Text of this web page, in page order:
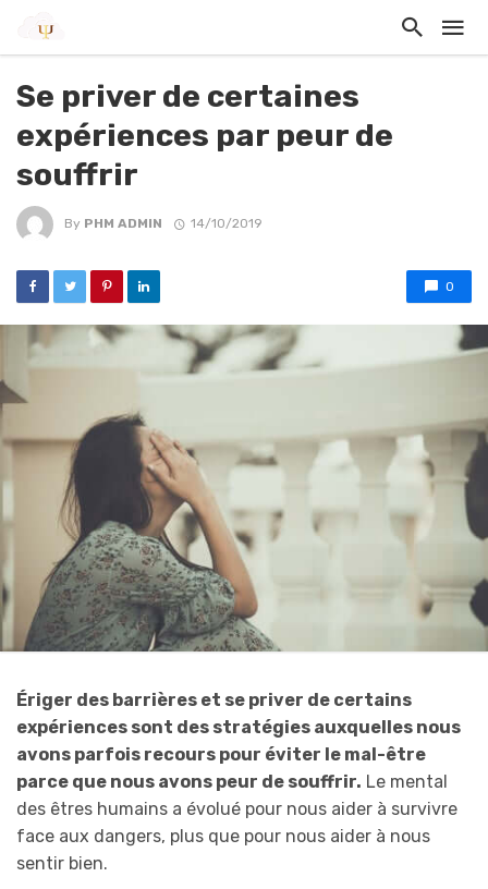
Se priver de certaines
expériences par peur de
souffrir
By PHM ADMIN 14/10/2019
0
Ériger des barrières et se priver de certains
expériences sont des stratégies auxquelles nous
avons parfois recours pour éviter le mal-être
parce que nous avons peur de souffrir. Le mental
des êtres humains a évolué pour nous aider à survivre
face aux dangers, plus que pour nous aider à nous
sentir bien.